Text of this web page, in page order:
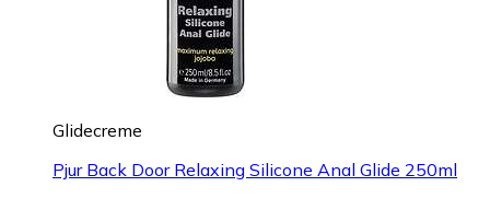
Glidecreme
Pjur Back Door Relaxing Silicone Anal Glide 250ml